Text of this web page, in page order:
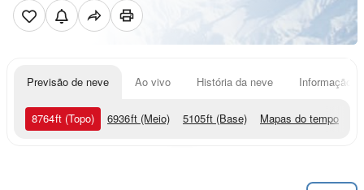
Previsão de neve Ao vivo História da neve Informação
8764ft (Topo) 6936ft (Meio) 5105ft (Base) Mapas do tempo